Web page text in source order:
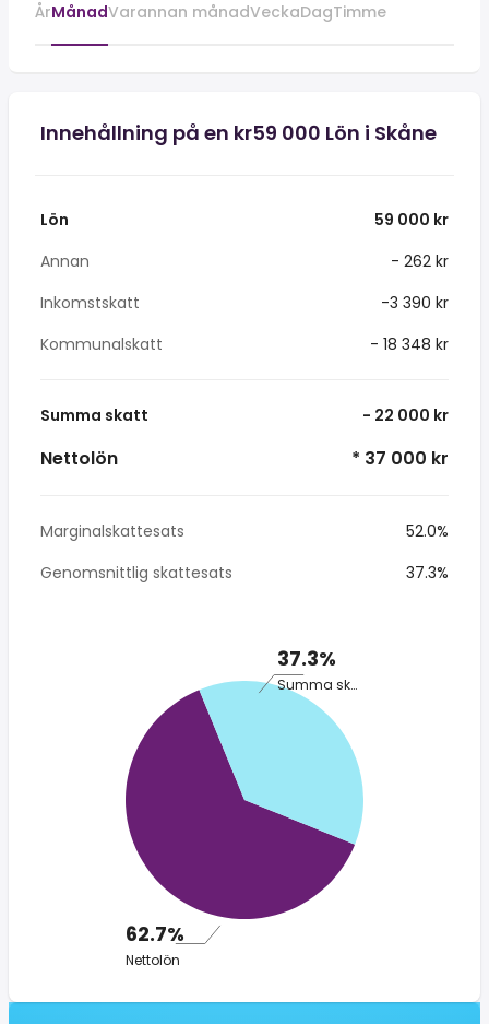
ÅrMånadVarannan månadVeckaDagTimme
Innehållning på en kr59 000 Lön i Skåne
Lön
59 000 kr
Annan
- 262 kr
Inkomstskatt
-3 390 kr
Kommunalskatt
- 18 348 kr
Summa skatt - 22 000 kr
Nettolön * 37 000 kr
Marginalskattesats
52.0%
Genomsnittlig skattesats
37.3%
37.3%
Summa skatt
62.7%
Nettolön